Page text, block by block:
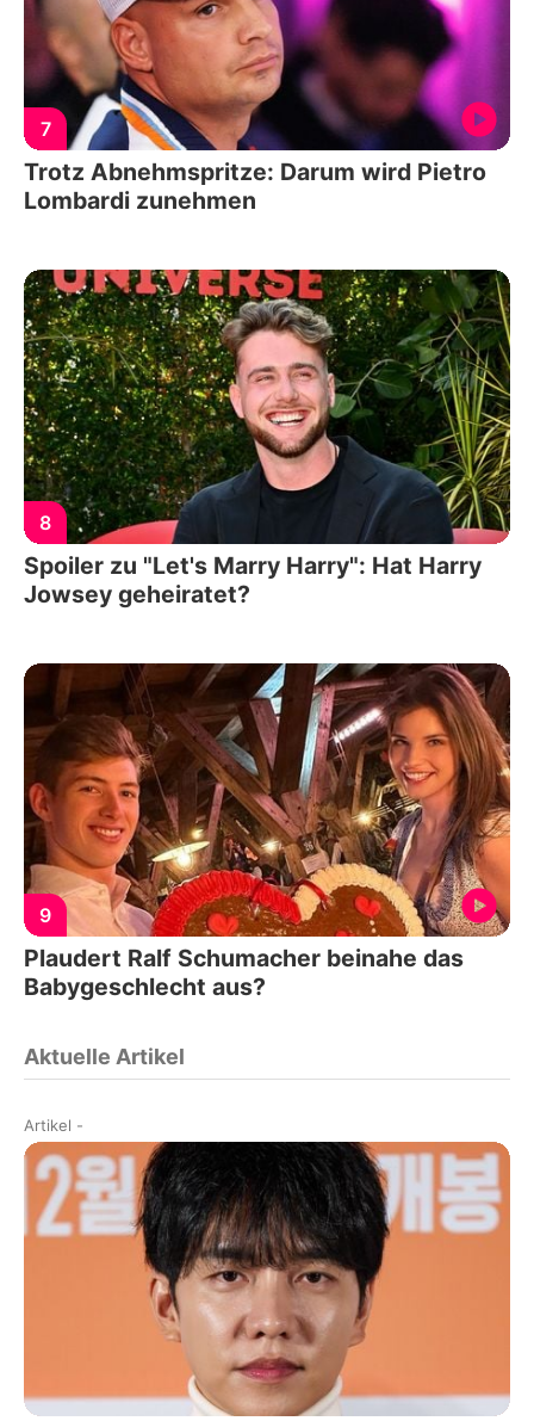
7
Trotz Abnehmspritze: Darum wird Pietro
Lombardi zunehmen
8
Spoiler zu "Let's Marry Harry": Hat Harry
Jowsey geheiratet?
9
Plaudert Ralf Schumacher beinahe das
Babygeschlecht aus?
Aktuelle Artikel
Artikel -